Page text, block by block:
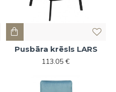
Pusbāra krēsls LARS
113.05 €